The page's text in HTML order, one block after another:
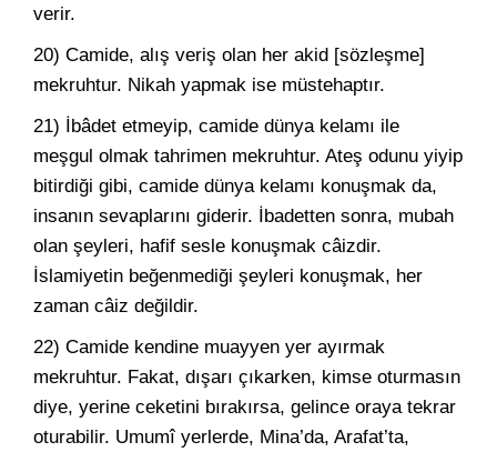
verir.
20) Camide, alış veriş olan her akid [sözleşme]
mekruhtur. Nikah yapmak ise müstehaptır.
21) İbâdet etmeyip, camide dünya kelamı ile
meşgul olmak tahrimen mekruhtur. Ateş odunu yiyip
bitirdiği gibi, camide dünya kelamı konuşmak da,
insanın sevaplarını giderir. İbadetten sonra, mubah
olan şeyleri, hafif sesle konuşmak câizdir.
İslamiyetin beğenmediği şeyleri konuşmak, her
zaman câiz değildir.
22) Camide kendine muayyen yer ayırmak
mekruhtur. Fakat, dışarı çıkarken, kimse oturmasın
diye, yerine ceketini bırakırsa, gelince oraya tekrar
oturabilir. Umumî yerlerde, Mina’da, Arafat’ta,